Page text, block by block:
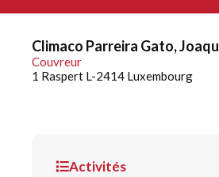
Climaco Parreira Gato,
Couvreur
1 Raspert L-2414 Luxembourg
Activités